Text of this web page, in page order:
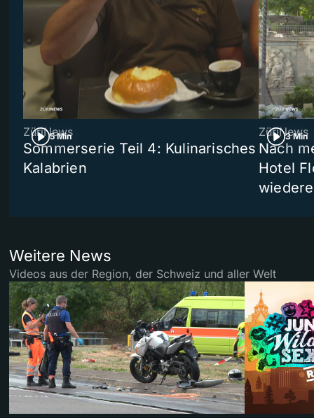
5 Min
ZüriNews
Sommerserie Teil 4: Kulinarisches
Kalabrien
3 Min
ZüriNews
Nach
Hotel
Weitere News
Videos aus der Region, der Schweiz und aller Welt